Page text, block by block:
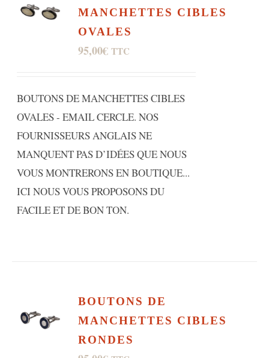
MANCHETTES CIBLES
OVALES
95,00€ TTC
BOUTONS DE MANCHETTES CIBLES
OVALES - EMAIL CERCLE. NOS
FOURNISSEURS ANGLAIS NE
MANQUENT PAS D’IDÉES QUE NOUS
VOUS MONTRERONS EN BOUTIQUE...
ICI NOUS VOUS PROPOSONS DU
FACILE ET DE BON TON.
BOUTONS DE
MANCHETTES CIBLES
RONDES